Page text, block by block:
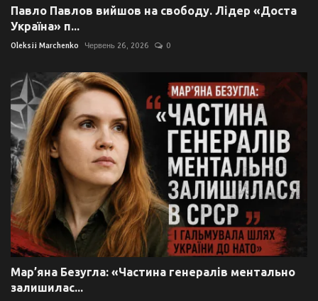
Павло Павлов вийшов на свободу. Лідер «Доста
Україна» п...
Oleksii Marchenko Червень 26, 2026 0
Мар’яна Безугла: «Частина генералів ментально
залишилас...